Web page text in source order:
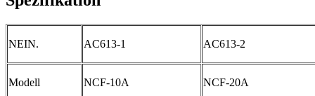
NEIN. AC613-1 AC613-2
Modell NCF-10A NCF-20A